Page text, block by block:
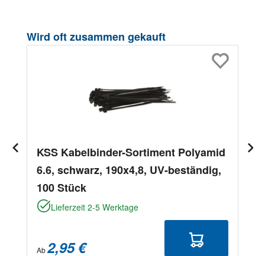
Produktgalerie überspringen
Wird oft zusammen gekauft
KSS Kabelbinder-Sortiment Polyamid
6.6, schwarz, 190x4,8, UV-beständig,
100 Stück
Lieferzeit 2-5 Werktage
Ab2,95 €